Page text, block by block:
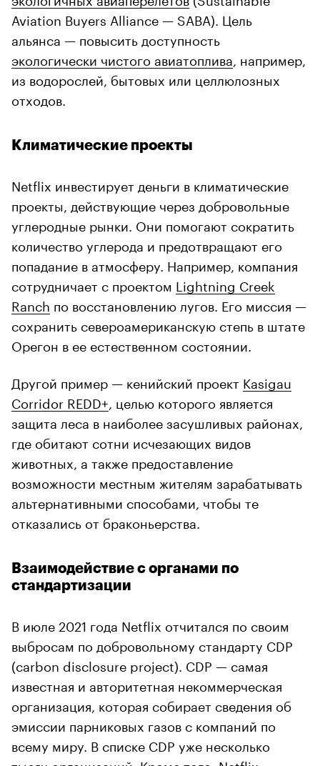
Aviation Buyers Alliance — SABA). Цель
альянса — повысить доступность
экологически чистого авиатоплива , например,
из водорослей, бытовых или целлюлозных
отходов.
Климатические проекты
Netflix инвестирует деньги в климатические
проекты, действующие через добровольные
углеродные рынки. Они помогают сократить
количество углерода и предотвращают его
попадание в атмосферу. Например, компания
сотрудничает с проектом Lightning Creek
Ranch по восстановлению лугов. Его миссия —
сохранить североамериканскую степь в штате
Орегон в ее естественном состоянии.
Другой пример — кенийский проект Kasigau
Corridor REDD+ , целью которого является
защита леса в наиболее засушливых районах,
где обитают сотни исчезающих видов
животных, а также предоставление
возможности местным жителям зарабатывать
альтернативными способами, чтобы те
отказались от браконьерства.
Взаимодействие с органами по
стандартизации
В июле 2021 года Netflix отчитался по своим
выбросам по добровольному стандарту CDP
(carbon disclosure project). CDP — самая
известная и авторитетная некоммерческая
организация, которая собирает сведения об
эмиссии парниковых газов с компаний по
всему миру. В списке CDP уже несколько